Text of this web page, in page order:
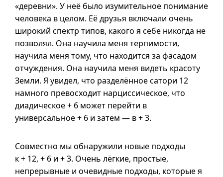
«деревни». У неё было изумительное понимание
человека в целом. Её друзья включали очень
широкий спектр типов, какого я себе никогда не
позволял. Она научила меня терпимости,
научила меня тому, что находится за фасадом
отчуждения. Она научила меня видеть красоту
Земли. Я увидел, что разделённое сатори 12
намного превосходит нарциссическое, что
диадическое + 6 может перейти в
универсальное + 6 и затем — в + 3.
Совместно мы обнаружили новые подходы
к + 12, + 6 и + 3. Очень лёгкие, простые,
непрерывные и очевидные подходы, которые я